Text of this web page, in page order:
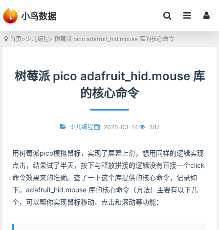
小鸟数据
首页>少儿编程> 树莓派 pico adafruit_hid.mouse 库的核心命令
树莓派 pico adafruit_hid.mouse 库
的核心命令
少儿编程 2026-03-14 387
用树莓派pico模拟鼠标，实现了屏幕上滑，想用同样的逻辑实现
点击，结果试了半天，按下与释放拼接的逻辑没有直接一个click
命令效果来的准确。查了一下这个库提供的核心命令，记录如
下。adafruit_hid.mouse 库的核心命令（方法）主要有以下几
个，可以帮你实现鼠标移动、点击和滚动等功能：